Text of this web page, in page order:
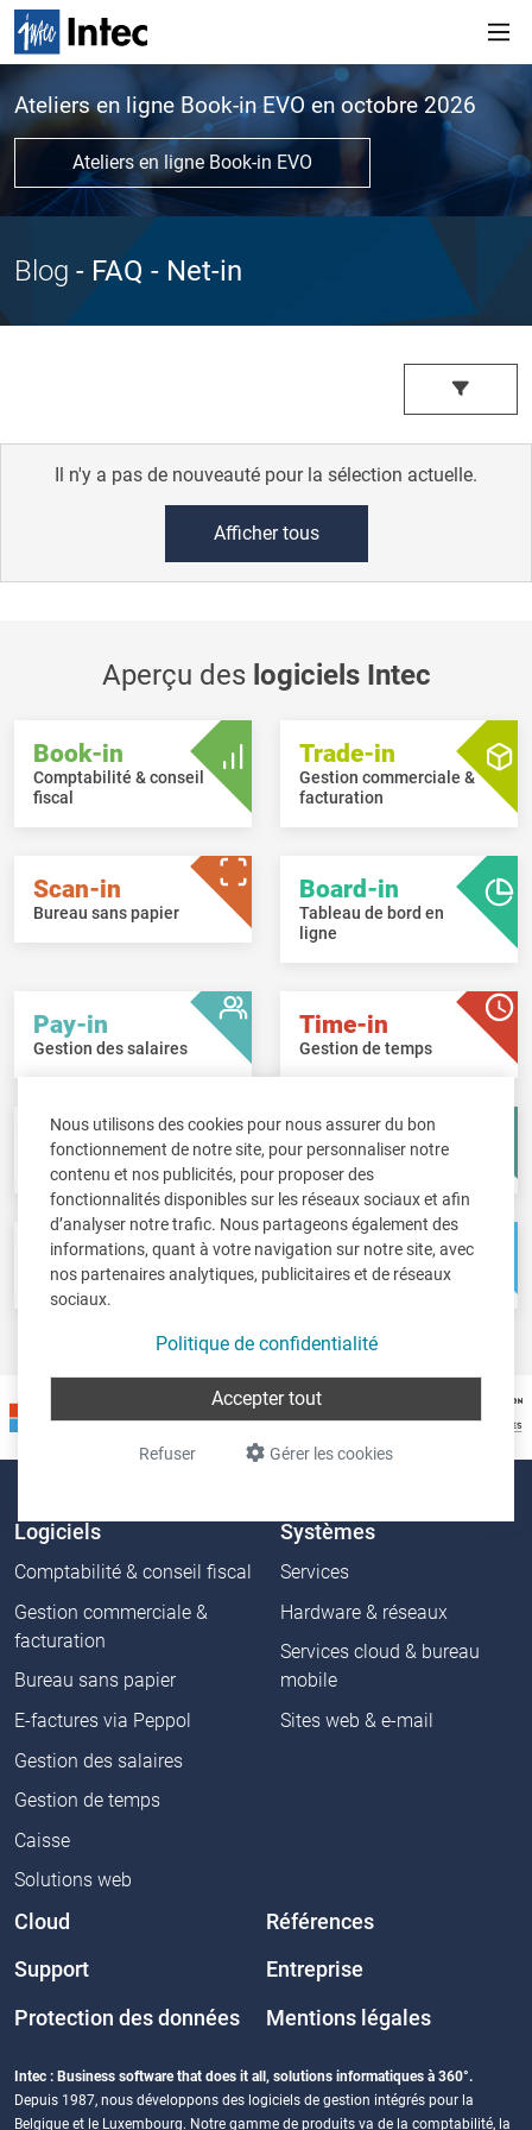
Nous utilisons des cookies pour nous assurer du bon
fonctionnement de notre site, pour personnaliser notre
contenu et nos publicités, pour proposer des
fonctionnalités disponibles sur les réseaux sociaux et afin
d’analyser notre trafic. Nous partageons également des
informations, quant à votre navigation sur notre site, avec
nos partenaires analytiques, publicitaires et de réseaux
sociaux.
Politique de confidentialité
Gérer les cookies
Refuser
Accepter tout
Ateliers en ligne Book-in EVO en octobre 2026
Ateliers en ligne Book-in EVO
Blog - FAQ - Net-in
Il n'y a pas de nouveauté pour la sélection actuelle.
Afficher tous
Aperçu des logiciels Intec
Book-in
Comptabilité & conseil
fiscal
Trade-in
Gestion commerciale &
facturation
Scan-in
Bureau sans papier
Board-in
Tableau de bord en
ligne
Pay-in
Gestion des salaires
Time-in
Gestion de temps
Fisc-in
Déclarations fiscales
Account-in
Comptes annuels
Pos-in
Caisse
Net-in
Solutions web
Logiciels
Comptabilité & conseil fiscal
Gestion commerciale &
facturation
Bureau sans papier
E-factures via Peppol
Gestion des salaires
Gestion de temps
Caisse
Solutions web
Systèmes
Services
Hardware & réseaux
Services cloud & bureau
mobile
Sites web & e-mail
Cloud Références
Support Entreprise
Protection des données Mentions légales
Intec : Business software that does it all, solutions informatiques à 360°.
Depuis 1987, nous développons des logiciels de gestion intégrés pour la
Belgique et le Luxembourg. Notre gamme de produits va de la comptabilité, la